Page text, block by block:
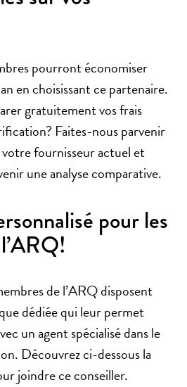
pourront économiser
en choisissant ce partenaire.
gratuitement vos frais
Faites-nous parvenir
fournisseur actuel et
une analyse comparative.
pour les
de l’ARQ disposent
dédiée qui leur permet
un agent spécialisé dans le
Découvrez ci-dessous la
joindre ce conseiller.